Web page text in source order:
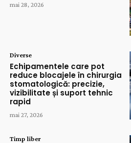
mai 28, 2026
Diverse
Echipamentele care pot
reduce blocajele în chirurgia
stomatologică: precizie,
vizibilitate și suport tehnic
rapid
mai 27, 2026
Timp liber